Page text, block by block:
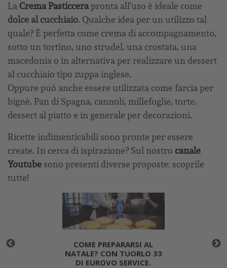
La Crema Pasticcerapronta all’uso è ideale come
dolce al cucchiaio. Qualche idea per un utilizzo tal
quale? È perfetta come crema di accompagnamento,
sotto un tortino, uno strudel, una crostata, una
macedonia o in alternativa per realizzare un dessert
al cucchiaio tipo zuppa inglese.
Oppure può anche essere utilizzata come farcia per
bignè, Pan di Spagna, cannoli, millefoglie, torte,
dessert al piatto e in generale per decorazioni.
Ricette indimenticabili sono pronte per essere
create. In cerca di ispirazione? Sul nostro canale
Youtube sono presenti diverse proposte: scoprile
tutte!
COME PREPARARSI AL
NATALE? CON TUORLO 33
DI EUROVO SERVICE.